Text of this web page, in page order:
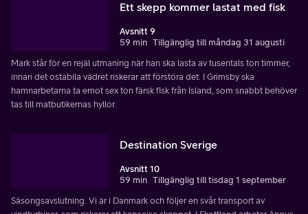
Ett skepp kommer lastat med fisk
Avsnitt 9
59 min Tillgänglig till måndag 31 augusti
Mark står för en rejäl utmaning när han ska lasta av tusentals ton timmer,
innan det ostabila vädret riskerar att förstöra det. I Grimsby ska
hamnarbetarna ta emot sex ton färsk fisk från Island, som snabbt behöver
tas till matbutikernas hyllor.
Destination Sverige
Avsnitt 10
59 min Tillgänglig till tisdag 1 september
Säsongsavslutning. Vi är i Danmark och följer en svår transport av